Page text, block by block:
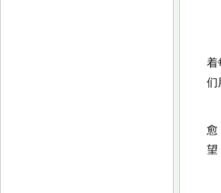
着
们
愈
望